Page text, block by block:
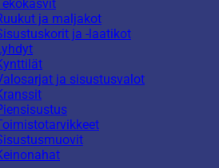
ja maljakot
ja -laatikot
ja sisustusvalot